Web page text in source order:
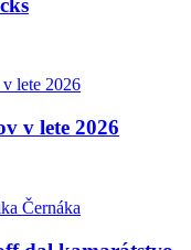
v lete 2026